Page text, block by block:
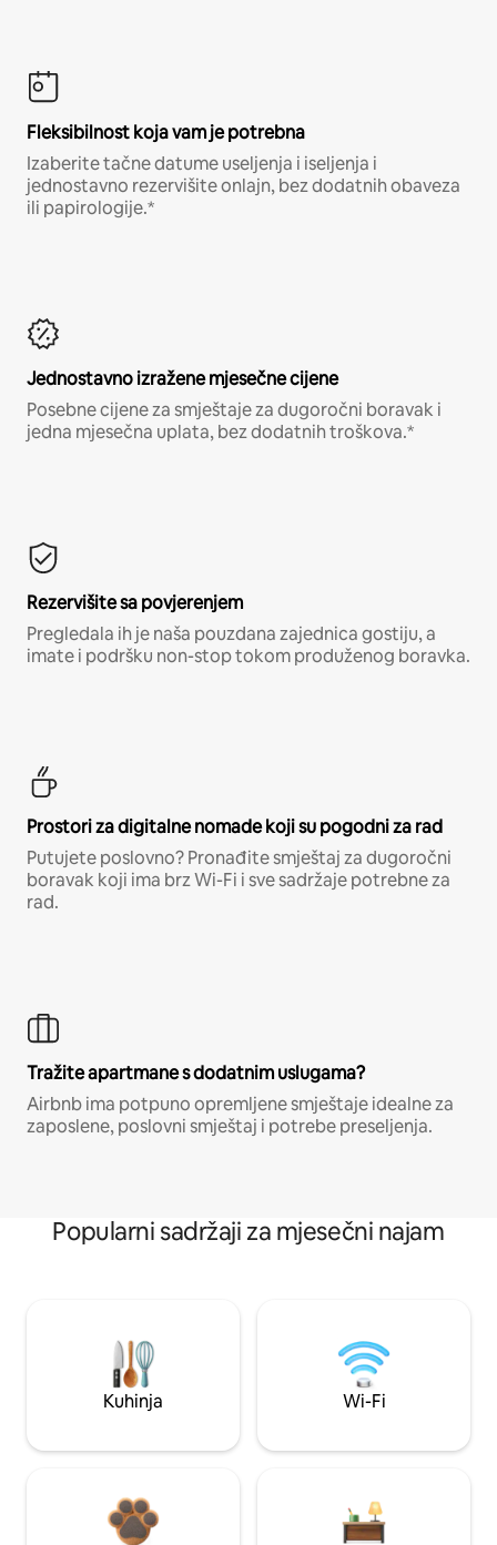
Fleksibilnost koja vam je potrebna
Izaberite tačne datume useljenja i iseljenja i
jednostavno rezervišite onlajn, bez dodatnih obaveza
ili papirologije.*
Jednostavno izražene mjesečne cijene
Posebne cijene za smještaje za dugoročni boravak i
jedna mjesečna uplata, bez dodatnih troškova.*
Rezervišite sa povjerenjem
Pregledala ih je naša pouzdana zajednica gostiju, a
imate i podršku non-stop tokom produženog boravka.
Prostori za digitalne nomade koji su pogodni za rad
Putujete poslovno? Pronađite smještaj za dugoročni
boravak koji ima brz Wi-Fi i sve sadržaje potrebne za
rad.
Tražite apartmane s dodatnim uslugama?
Airbnb ima potpuno opremljene smještaje idealne za
zaposlene, poslovni smještaj i potrebe preseljenja.
Popularni sadržaji za mjesečni najam
Kuhinja Wi-Fi